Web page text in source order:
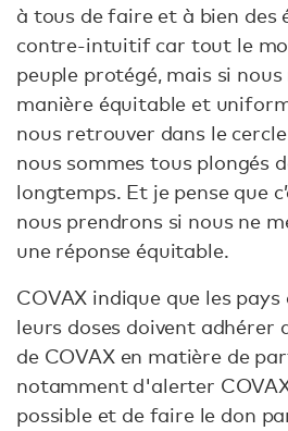
à tous de faire et à bien des
contre-intuitif car tout le
peuple protégé, mais si nous
manière équitable et
nous retrouver dans le
nous sommes tous plongés
longtemps. Et je pense que
nous prendrons si nous ne
une réponse équitable.
COVAX indique que les
leurs doses doivent adhérer
de COVAX en matière de
notamment d'alerter
possible et de faire le don